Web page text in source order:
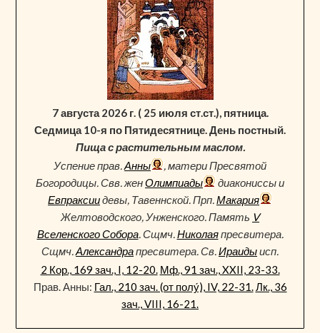
7 августа 2026 г. ( 25 июля ст.ст.), пятница.
Седмица 10-я по Пятидесятнице. День постный.
Пища с растительным маслом.
Успение прав.Анны
, матери Пресвятой
Богородицы. Свв. женОлимпиады
диакониссы и
Евпраксиидевы, Тавеннской. Прп.Макария
Желтоводского, Унженского. Память V
Вселенского Собора. Сщмч.Николаяпресвитера.
Сщмч.Александрапресвитера. Св.Ираидыисп.
2 Кор., 169 зач., I, 12-20. Мф., 91 зач., XXII, 23-33.
Прав. Анны: Гал., 210 зач. (от полу́), IV, 22-31.Лк., 36
зач., VIII, 16-21.